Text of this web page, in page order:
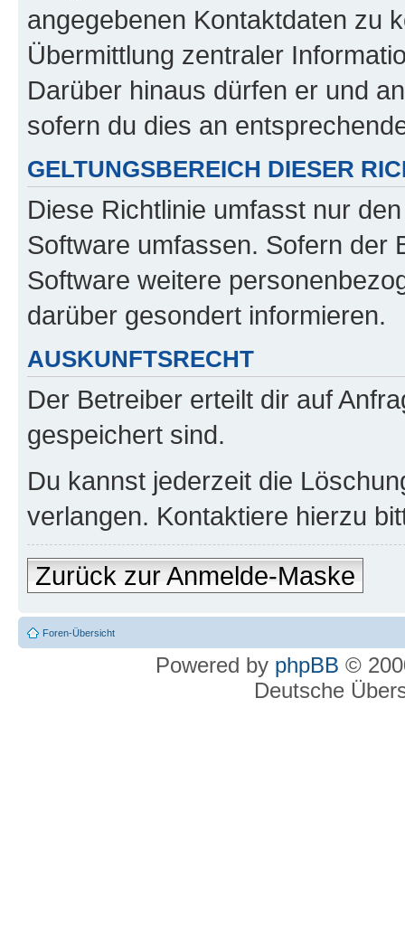
angegebenen Kontaktdaten zu
Übermittlung zentraler
Darüber hinaus dürfen er und
sofern du dies an
GELTUNGSBEREICH DIESER
Diese Richtlinie umfasst nur
Software umfassen. Sofern der
Software weitere
darüber gesondert informieren.
AUSKUNFTSRECHT
Der Betreiber erteilt dir auf
gespeichert sind.
Du kannst jederzeit die
verlangen. Kontaktiere hierzu
Zurück zur Anmelde-Maske
Foren-Übersicht
Powered by phpBB ©
Deutsche